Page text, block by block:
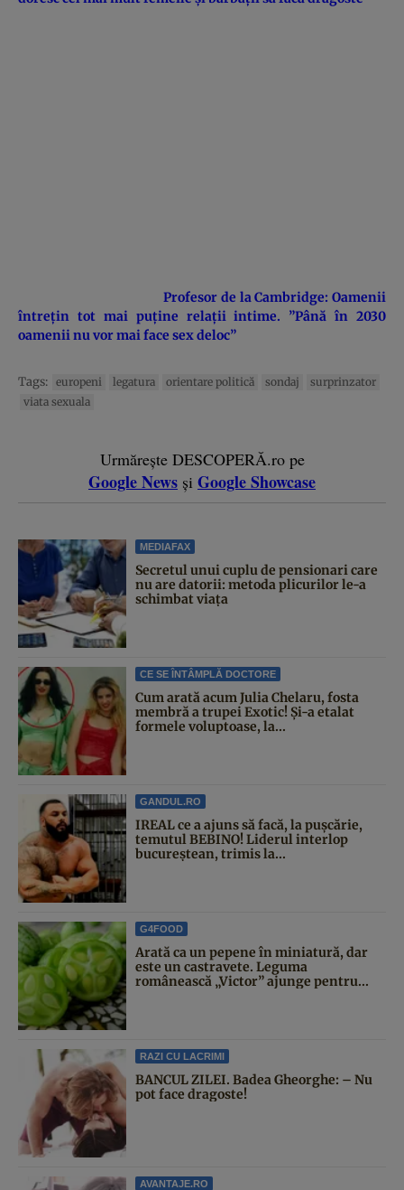
Profesor de la Cambridge: Oamenii
întreţin tot mai puţine relaţii intime. ”Până în 2030
oamenii nu vor mai face sex deloc”
Tags: europeni legatura orientare politică sondaj
surprinzator
viata sexuala
Urmărește DESCOPERĂ.ro pe
Google News și Google Showcase
MEDIAFAX
Secretul unui cuplu de pensionari care
nu are datorii: metoda plicurilor le-a
schimbat viața
CE SE ÎNTÂMPLĂ DOCTORE
Cum arată acum Julia Chelaru, fosta
membră a trupei Exotic! Și-a etalat
formele voluptoase, la...
GANDUL.RO
IREAL ce a ajuns să facă, la pușcărie,
temutul BEBINO! Liderul interlop
bucureștean, trimis la...
G4FOOD
Arată ca un pepene în miniatură, dar
este un castravete. Leguma
românească „Victor” ajunge pentru...
RAZI CU LACRIMI
BANCUL ZILEI. Badea Gheorghe: – Nu
pot face dragoste!
AVANTAJE.RO